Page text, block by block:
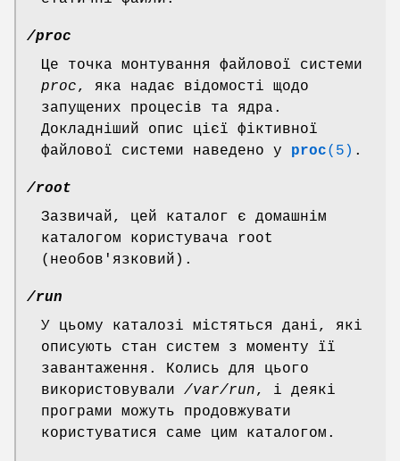
/proc
Це точка монтування файлової системи
proc, яка надає відомості щодо
запущених процесів та ядра.
Докладніший опис цієї фіктивної
файлової системи наведено у proc(5) .
/root
Зазвичай, цей каталог є домашнім
каталогом користувача root
(необов'язковий).
/run
У цьому каталозі містяться дані, які
описують стан систем з моменту її
завантаження. Колись для цього
використовували /var/run, і деякі
програми можуть продовжувати
користуватися саме цим каталогом.